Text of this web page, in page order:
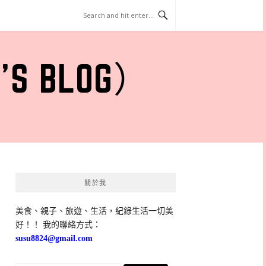
）
關於我
美食、親子、旅遊、生活，紀錄生活一切美
好！！ 我的聯絡方式：
susu8824@gmail.com